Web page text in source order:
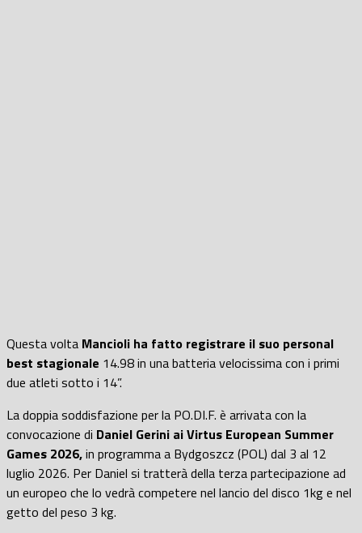
Questa volta Mancioli ha fatto registrare il suo personal
best stagionale 14.98 in una batteria velocissima con i primi
due atleti sotto i 14”.
La doppia soddisfazione per la PO.DI.F. è arrivata con la
convocazione di Daniel Gerini ai Virtus European Summer
Games 2026,in programma a Bydgoszcz (POL) dal 3 al 12
luglio 2026. Per Daniel si tratterà della terza partecipazione ad
un europeo che lo vedrà competere nel lancio del disco 1kg e nel
getto del peso 3 kg.